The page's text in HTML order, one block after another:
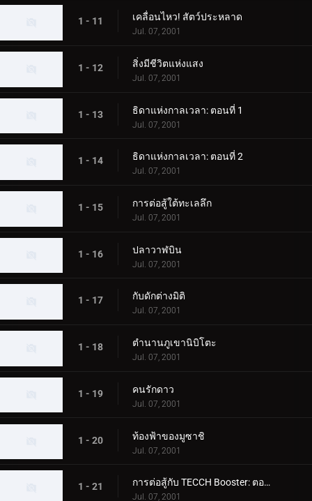
1 - 11 เคลื่อนไหว! สัตว์ประหลาด
Jul. 07, 2001
1 - 12 สิ่งมีชีวิตแห่งแสง
Jul. 07, 2001
1 - 13 ธิดาแห่งกาลเวลา: ตอนที่ 1
Jul. 07, 2001
1 - 14 ธิดาแห่งกาลเวลา: ตอนที่ 2
Jul. 07, 2001
1 - 15 การต่อสู้ใต้ทะเลลึก
Jul. 07, 2001
1 - 16 ปลาวาฬบิน
Jul. 07, 2001
1 - 17 กับดักต่างมิติ
Jul. 07, 2001
1 - 18 ตำนานภูเขานิบิโตะ
Jul. 07, 2001
1 - 19 คนรักดาว
Jul. 07, 2001
1 - 20 ท้องฟ้าของมูซาชิ
Jul. 07, 2001
1 - 21 การต่อสู้กับ TECCH Booster: ตอนที่ 1
Jul. 07, 2001